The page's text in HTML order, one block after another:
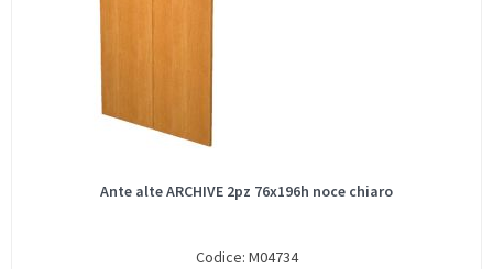
Ante alte ARCHIVE 2pz 76x196h noce chiaro
Codice: M04734